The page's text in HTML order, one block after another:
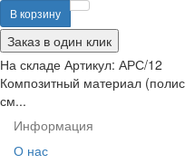
В корзину
Заказ в один клик
На складе Артикул: АРС/12
Композитный материал
см...
Информация
О нас